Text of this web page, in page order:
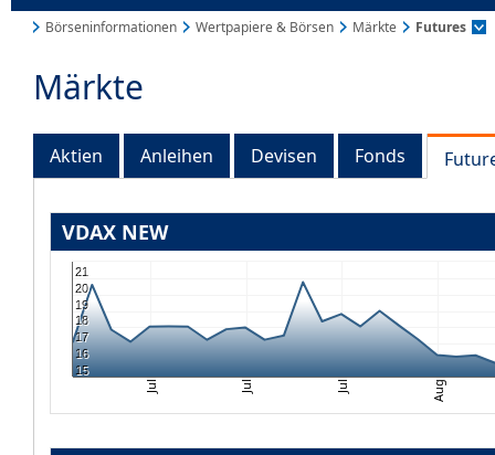
Börseninformationen Wertpapiere & Börsen Märkte Futures
Märkte
Aktien Anleihen Devisen Fonds
VDAX NEW
Jul Jul Jul Aug
15
16
17
18
19
20
21